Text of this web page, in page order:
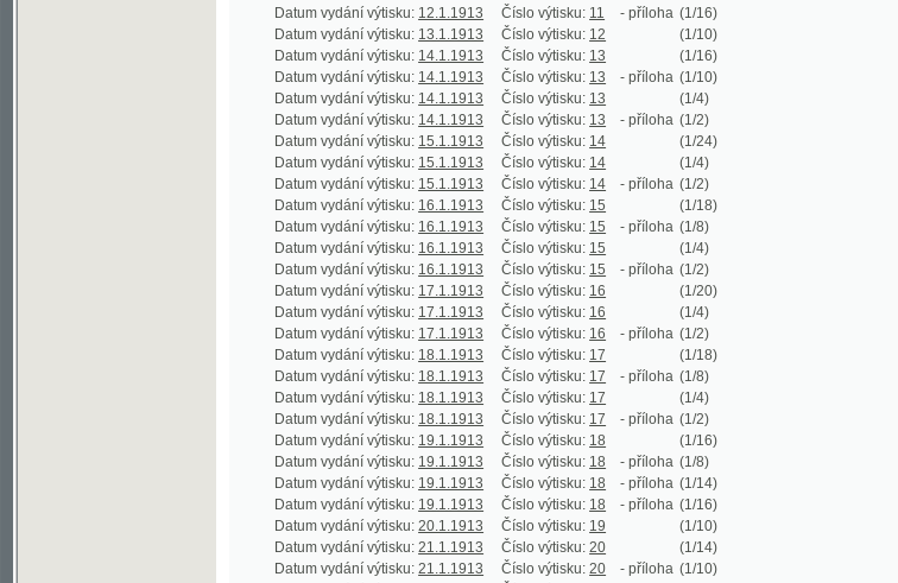
Datum vydání výtisku:15.1.1913 Číslo výtisku: 14
(1/24)
Datum vydání výtisku:15.1.1913 Číslo výtisku: 14
Datum vydání výtisku:15.1.1913 Číslo výtisku: 14 - příloha
Datum vydání výtisku: 16.1.1913 Číslo výtisku: 15
(1/18)
Datum vydání výtisku: 16.1.1913 Číslo výtisku: 15 - příloha
(1/8)
Datum vydání výtisku:16.1.1913 Číslo výtisku: 15
Datum vydání výtisku:16.1.1913 Číslo výtisku: 15 - příloha
(1/2)
Datum vydání výtisku:17.1.1913 Číslo výtisku: 16
Datum vydání výtisku:17.1.1913 Číslo výtisku: 16
Datum vydání výtisku:17.1.1913 Číslo výtisku: 16 - příloha (1/2)
Datum vydání výtisku:18.1.1913 Číslo výtisku: 17
Datum vydání výtisku:18.1.1913 Číslo výtisku: 17 - příloha
(1/8)
Datum vydání výtisku:18.1.1913 Číslo výtisku: 17
Datum vydání výtisku:18.1.1913 Číslo výtisku: 17 - příloha
(1/2)
Datum vydání výtisku: 19.1.1913 Číslo výtisku: 18
(1/16)
Datum vydání výtisku: 19.1.1913 Číslo výtisku: 18 - příloha
Datum vydání výtisku:19.1.1913 Číslo výtisku: 18 - příloha
Datum vydání výtisku:19.1.1913 Číslo výtisku: 18 - příloha (1/16)
Datum vydání výtisku:20.1.1913 Číslo výtisku: 19
Datum vydání výtisku:21.1.1913 Číslo výtisku: 20 (1/14)
Datum vydání výtisku:21.1.1913 Číslo výtisku: 20 - příloha
Datum vydání výtisku:21.1.1913 Číslo výtisku: 20
(1/4)
Datum vydání výtisku:22.1.1913 Číslo výtisku: 21
Datum vydání výtisku:22.1.1913 Číslo výtisku: 21
(1/4)
Datum vydání výtisku:22.1.1913 Číslo výtisku: 21 - příloha
(1/2)
Datum vydání výtisku: 23.1.1913 Číslo výtisku: 22
(1/16)
Datum vydání výtisku: 23.1.1913 Číslo výtisku: 22 - příloha
(1/10)
Datum vydání výtisku:23.1.1913 Číslo výtisku: 22
Datum vydání výtisku:23.1.1913 Číslo výtisku: 22 - příloha
Datum vydání výtisku:24.1.1913 Číslo výtisku: 23
(1/18)